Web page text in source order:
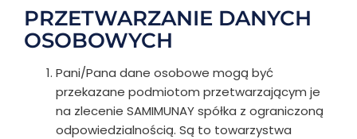
PRZETWARZANIE DANYCH
OSOBOWYCH
Pani/Pana dane osobowe mogą być
przekazane podmiotom przetwarzającym je
na zlecenie SAMIMUNAY spółka z ograniczoną
odpowiedzialnością. Są to towarzystwa